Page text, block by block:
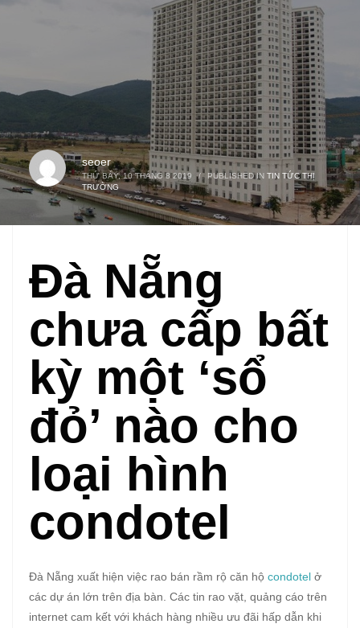
seoer
THỨ BẢY, 10 THÁNG 8 2019 / PUBLISHED IN TIN TỨC THỊ
TRƯỜNG
Đà Nẵng
chưa cấp bất
kỳ một ‘sổ
đỏ’ nào cho
loại hình
condotel
Đà Nẵng xuất hiện việc rao bán rầm rộ căn hộ condotel ở
các dự án lớn trên địa bàn. Các tin rao vặt, quảng cáo trên
internet cam kết với khách hàng nhiều ưu đãi hấp dẫn khi